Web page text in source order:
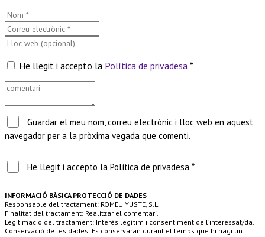
He llegit i accepto la Política de privadesa *
Guardar el meu nom, correu electrònic i lloc web en aquest
navegador per a la pròxima vegada que comenti.
He llegit i accepto la Política de privadesa *
INFORMACIÓ BÀSICA PROTECCIÓ DE DADES
Responsable del tractament: ROMEU YUSTE, S.L.
Finalitat del tractament: Realitzar el comentari.
Legitimació del tractament: Interès legítim i consentiment de l’interessat/da.
Conservació de les dades: Es conservaran durant el temps que hi hagi un